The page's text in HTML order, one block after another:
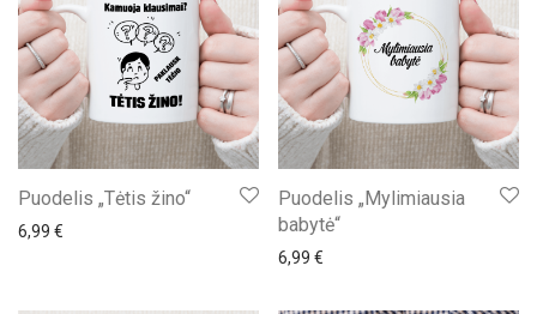
Puodelis „Tėtis žino“
6,99 €
Puodelis „Mylimiausia
babytė“
6,99 €